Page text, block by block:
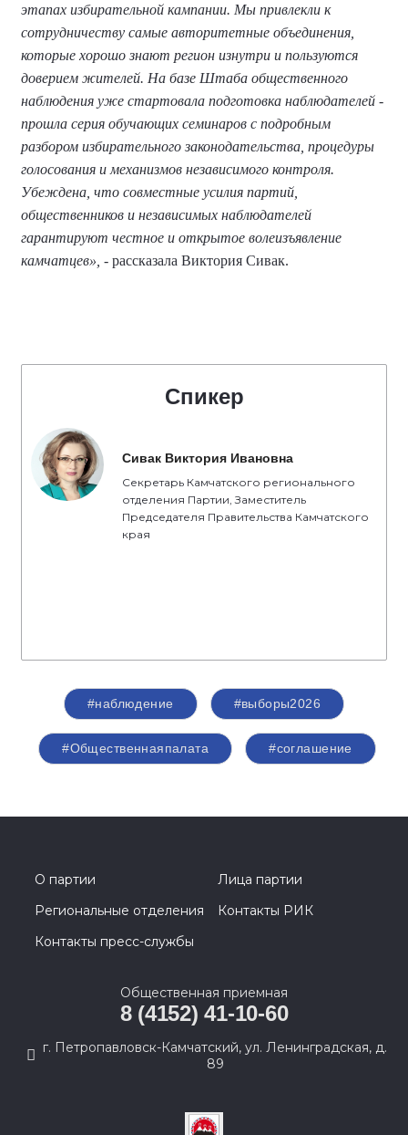
этапах избирательной кампании. Мы привлекли к
сотрудничеству самые авторитетные объединения,
которые хорошо знают регион изнутри и пользуются
доверием жителей. На базе Штаба общественного
наблюдения уже стартовала подготовка наблюдателей -
прошла серия обучающих семинаров с подробным
разбором избирательного законодательства, процедуры
голосования и механизмов независимого контроля.
Убеждена, что совместные усилия партий,
общественников и независимых наблюдателей
гарантируют честное и открытое волеизъявление
камчатцев», - рассказала Виктория Сивак.
Спикер
Сивак Виктория Ивановна
Секретарь Камчатского регионального
отделения Партии, Заместитель
Председателя Правительства Камчатского
края
#наблюдение #выборы2026
#Общественнаяпалата #соглашение
О партии
Лица партии
Региональные отделения
Контакты РИК
Контакты пресс-службы
Общественная приемная
8 (4152) 41-10-60
г. Петропавловск-Камчатский, ул. Ленинградская, д.
89